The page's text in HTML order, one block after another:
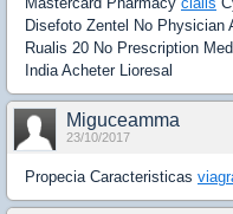
Disefoto Zentel No Physician
Rualis 20 No Prescription
India Acheter Lioresal
Miguceamma
23/10/2017
Propecia Caracteristicas